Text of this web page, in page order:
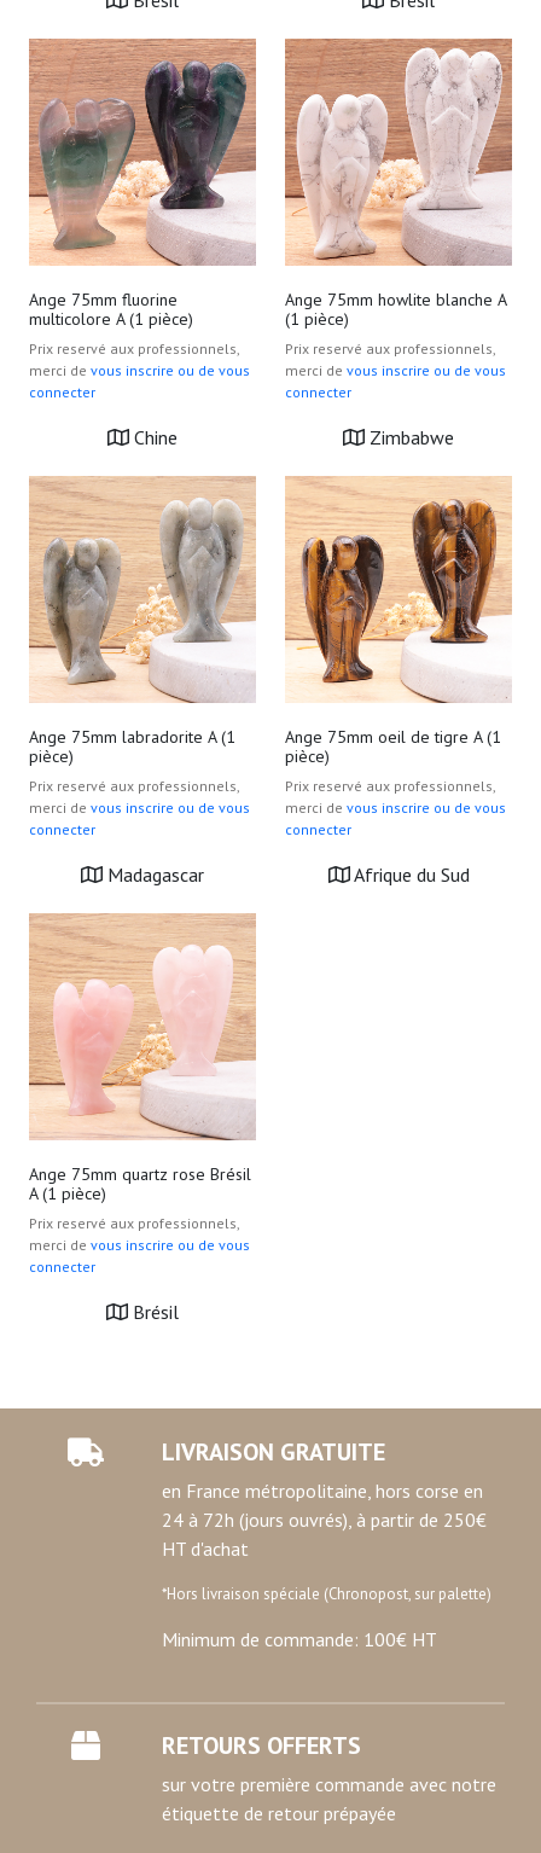
Ange 75mm fluorine
multicolore A (1 pièce)
Prix reservé aux professionnels,
merci de vous inscrire ou de vous
connecter
Chine
Ange 75mm howlite blanche A
(1 pièce)
Prix reservé aux professionnels,
merci de vous inscrire ou de vous
connecter
Zimbabwe
Ange 75mm labradorite A (1
pièce)
Prix reservé aux professionnels,
merci de vous inscrire ou de vous
connecter
Madagascar
Ange 75mm oeil de tigre A (1
pièce)
Prix reservé aux professionnels,
merci de vous inscrire ou de vous
connecter
Afrique du Sud
Ange 75mm quartz rose Brésil
A (1 pièce)
Prix reservé aux professionnels,
merci de vous inscrire ou de vous
connecter
Brésil
LIVRAISON GRATUITE
en France métropolitaine, hors corse en
24 à 72h (jours ouvrés), à partir de 250€
HT d'achat
*Hors livraison spéciale (Chronopost, sur palette)
Minimum de commande: 100€ HT
RETOURS OFFERTS
sur votre première commande avec notre
étiquette de retour prépayée